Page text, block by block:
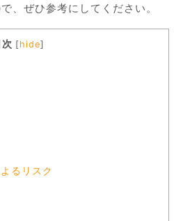
、ぜひ参考にしてください。
次 [hide]
るリスク